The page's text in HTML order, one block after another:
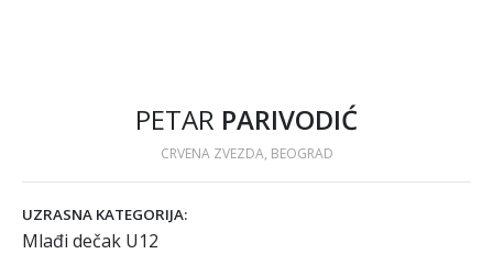
PETAR PARIVODIĆ
CRVENA ZVEZDA, BEOGRAD
UZRASNA KATEGORIJA:
Mlađi dečak U12